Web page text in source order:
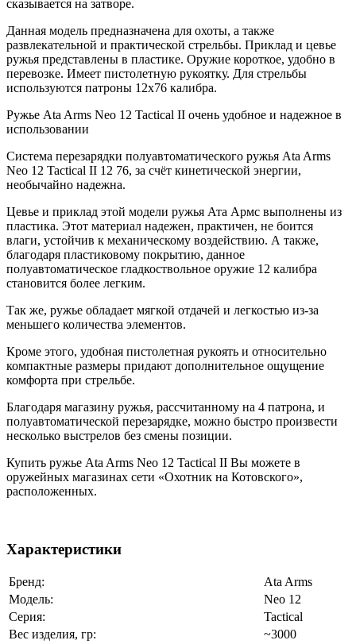
сказывается на затворе.
Данная модель предназначена для охоты, а также
развлекательной и практической стрельбы. Приклад и цевье
ружья представлены в пластике. Оружие короткое, удобно в
перевозке. Имеет пистолетную рукоятку. Для стрельбы
используются патроны 12х76 калибра.
Ружье Ata Arms Neo 12 Tactical II очень удобное и надежное в
использовании
Система перезарядки полуавтоматического ружья Ata Arms
Neo 12 Tactical II 12 76, за счёт кинетической энергии,
необычайно надежна.
Цевье и приклад этой модели ружья Ата Армс выполнены из
пластика. Этот материал надежен, практичен, не боится
влаги, устойчив к механическому воздействию. А также,
благодаря пластиковому покрытию, данное
полуавтоматическое гладкоствольное оружие 12 калибра
становится более легким.
Так же, ружье обладает мягкой отдачей и легкостью из-за
меньшего количества элементов.
Кроме этого, удобная пистолетная рукоять и относительно
компактные размеры придают дополнительное ощущение
комфорта при стрельбе.
Благодаря магазину ружья, рассчитанному на 4 патрона, и
полуавтоматической перезарядке, можно быстро произвести
несколько выстрелов без смены позиции.
Купить ружье Ata Arms Neo 12 Tactical II Вы можете в
оружейных магазинах сети «Охотник на Котовского»,
расположенных.
Характеристики
Бренд:
Ata Arms
Модель:
Neo 12
Серия:
Tactical
Вес изделия, гр:
~3000